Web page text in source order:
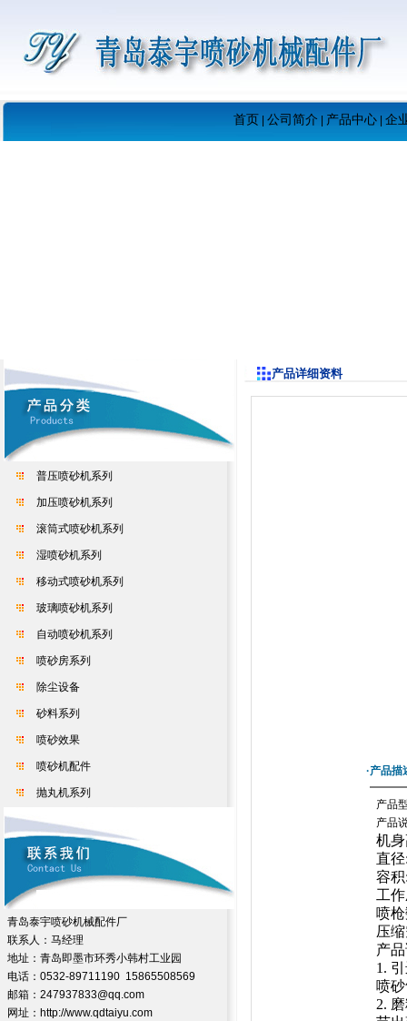
首页 公司简介 产品中心| 企
普压喷砂机系列
加压喷砂机系列
滚筒式喷砂机系列
湿喷砂机系列
移动式喷砂机系列
玻璃喷砂机系列
自动喷砂机系列
喷砂房系列
除尘设备
砂料系列
喷砂效果
喷砂机配件
抛丸机系列
青岛泰宇喷砂机械配件厂
联系人：马经理
地址：青岛即墨市环秀小韩村工业园
电话：0532-89711190 15865508569
邮箱：247937833@qq.com
网址：http://www.qdtaiyu.com
产品详细资料
·产品描
产品
产品
机身
直径
容
工
喷
压
产
1.
喷
2.